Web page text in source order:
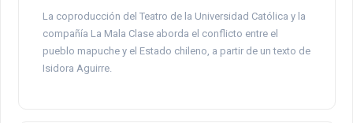
La coproducción del Teatro de la Universidad Católica y la
compañía La Mala Clase aborda el conflicto entre el
pueblo mapuche y el Estado chileno, a partir de un texto de
Isidora Aguirre.